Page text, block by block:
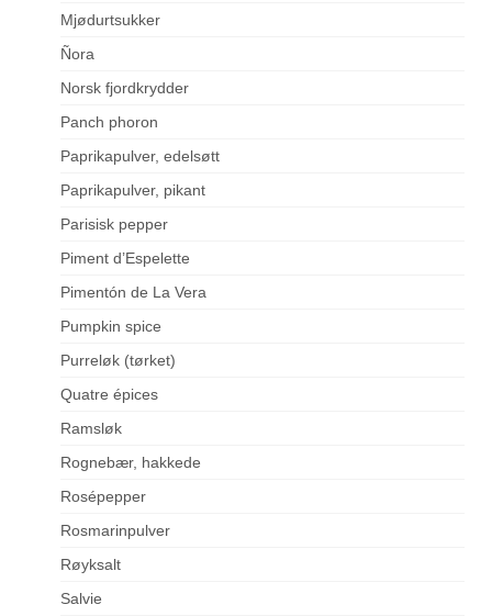
Mjødurtsukker
Ñora
Norsk fjordkrydder
Panch phoron
Paprikapulver, edelsøtt
Paprikapulver, pikant
Parisisk pepper
Piment d’Espelette
Pimentón de La Vera
Pumpkin spice
Purreløk (tørket)
Quatre épices
Ramsløk
Rognebær, hakkede
Rosépepper
Rosmarinpulver
Røyksalt
Salvie